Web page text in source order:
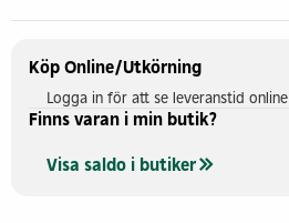
Köp Online/Utkörning
Logga in för att se leveranstid online
Finns varan i min butik?
Visa saldo i butiker